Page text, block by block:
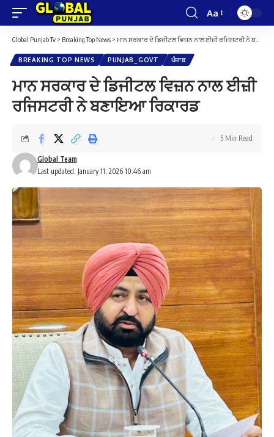
Font
Resizer
Aa
Global Punjab Tv > Breaking Top News > ਮਾਨ ਸਰਕਾਰ ਦੇ ਡਿਜੀਟਲ ਵਿਜ਼ਨ ਨਾਲ ਈਜ਼ੀ ਰਜਿਸਟਰੀ ਨੇ ਬਣਾਇਆ ਰਿਕਾਰਡ
BREAKING TOP NEWS PUNJAB_GOVT ਪੰਜਾਬ
ਮਾਨ ਸਰਕਾਰ ਦੇ ਡਿਜੀਟਲ ਵਿਜ਼ਨ ਨਾਲ ਈਜ਼ੀ
ਰਜਿਸਟਰੀ ਨੇ ਬਣਾਇਆ ਰਿਕਾਰਡ
Last updated: January 11, 2026 10:46 am
Global Team
5 Min Read